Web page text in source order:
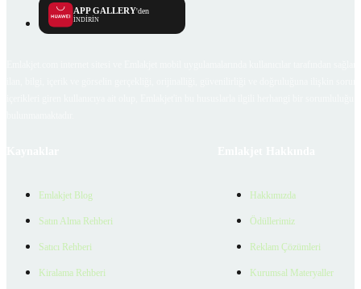
APP GALLERY'den
İNDİRİN
Emlakjet Blog
Satın Alma Rehberi
Satıcı Rehberi
Kiralama Rehberi
Hakkımızda
Ödüllerimiz
Reklam Çözümleri
Kurumsal Materyaller